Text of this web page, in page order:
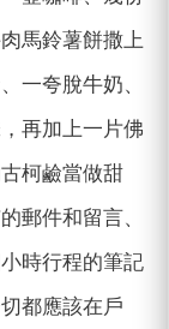
馬鈴薯餅撒上
一夸脫牛奶、
再加上一片佛
柯鹼當做甜
郵件和留言、
時行程的筆記
都應該在戶